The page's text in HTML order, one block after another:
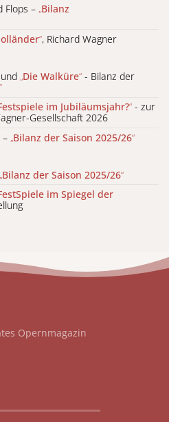
Flops – „Bilanz
“, Richard Wagner
und „Die Walküre“ - Bilanz der
“
im Jubiläumsjahr?“ - zur
Gesellschaft 2026
– „Bilanz der Saison 2025/26“
„Bilanz der Saison 2025/26“
im Spiegel der
Opernmagazin